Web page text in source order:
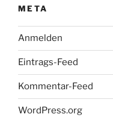
META
Anmelden
Eintrags-Feed
Kommentar-Feed
WordPress.org